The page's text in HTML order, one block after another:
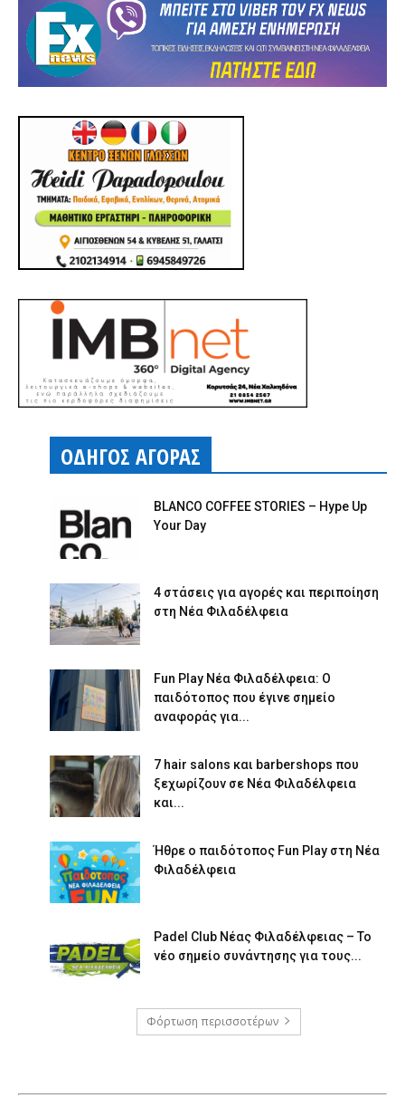
ΟΔΗΓΟΣ ΑΓΟΡΑΣ
BLANCO COFFEE STORIES – Hype Up
Your Day
4 στάσεις για αγορές και περιποίηση
στη Νέα Φιλαδέλφεια
Fun Play Νέα Φιλαδέλφεια: Ο
παιδότοπος που έγινε σημείο
αναφοράς για...
7 hair salons και barbershops που
ξεχωρίζουν σε Νέα Φιλαδέλφεια
και...
Ήθρε ο παιδότοπος Fun Play στη Νέα
Φιλαδέλφεια
Padel Club Νέας Φιλαδέλφειας – Το
νέο σημείο συνάντησης για τους...
Φόρτωση περισσοτέρων